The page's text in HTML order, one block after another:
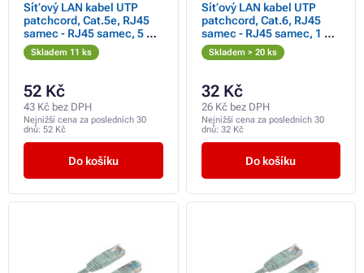
Síťový LAN kabel UTP
patchcord, Cat.5e, RJ45
samec - RJ45 samec, 5 m,
nestíněný, šedý, čistá
měď, economy,
Skladem 11 ks
52 Kč
43 Kč bez DPH
Nejnižší cena za posledních 30
dnů: 52 Kč
Do košíku
Síťový LAN kabel UTP
patchcord, Cat.6, RJ45
samec - RJ45 samec, 1 m,
nestíněný, šedý, economy
Skladem > 20 ks
32 Kč
26 Kč bez DPH
Nejnižší cena za posledních 30
dnů: 32 Kč
Do košíku